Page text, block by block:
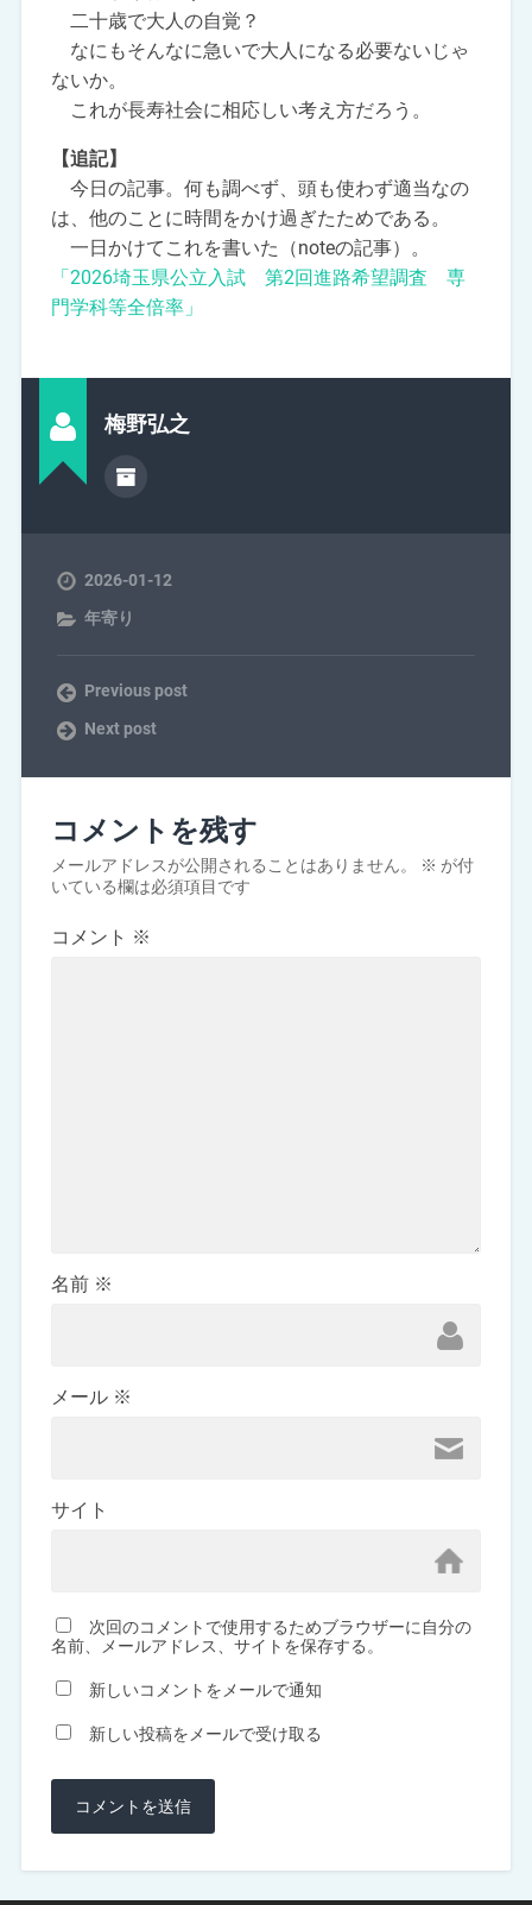
二十歳で大人の自覚？
なにもそんなに急いで大人になる必要ないじゃ
ないか。
これが長寿社会に相応しい考え方だろう。
【追記】
今日の記事。何も調べず、頭も使わず適当なの
は、他のことに時間をかけ過ぎたためである。
一日かけてこれを書いた（noteの記事）。
「2026埼玉県公立入試 第2回進路希望調査 専
門学科等全倍率」
梅野弘之
2026-01-12
年寄り
Previous post
Next post
コメントを残す
メールアドレスが公開されることはありません。 ※ が付
いている欄は必須項目です
コメント ※
名前 ※
メール ※
サイト
次回のコメントで使用するためブラウザーに自分の
名前、メールアドレス、サイトを保存する。
新しいコメントをメールで通知
新しい投稿をメールで受け取る